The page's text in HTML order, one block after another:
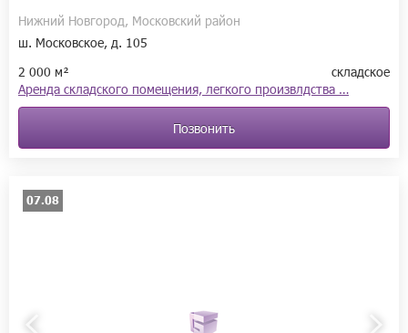
Нижний Новгород, Московский район
ш. Московское, д. 105
2 000 м²
складское
Аренда складского помещения, легкого произвлдства …
Позвонить
07.08